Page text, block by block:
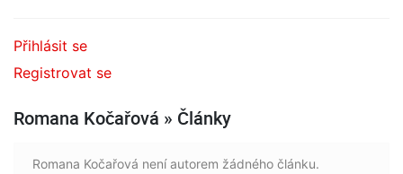
Přihlásit se
Registrovat se
Romana Kočařová » Články
Romana Kočařová není autorem žádného článku.